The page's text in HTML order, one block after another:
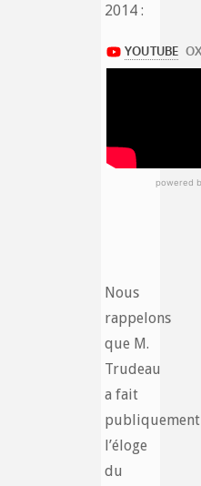
2014 :
Nous
rappelons
que M.
Trudeau
a fait
publiquement
l’éloge
du